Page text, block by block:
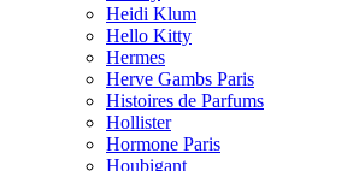
Heidi Klum
Hello Kitty
Hermes
Herve Gambs Paris
Histoires de Parfums
Hollister
Hormone Paris
Houbigant